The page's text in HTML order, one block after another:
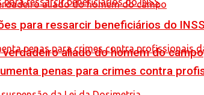
aliado do homem do campo
para ressarcir beneficiários do INSS
penas para crimes contra